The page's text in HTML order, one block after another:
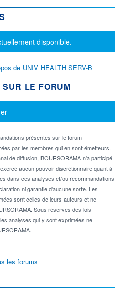
disponible.
de UNIV HEALTH SERV-B
LE FORUM
présentes sur le forum
par les membres qui en sont émetteurs.
de diffusion, BOURSORAMA n'a participé
aucun pouvoir discrétionnaire quant à
dans ces analyses et/ou recommandations
ni garantie d'aucune sorte. Les
sont celles de leurs auteurs et ne
Sous réserves des lois
analyses qui y sont exprimées ne
les forums